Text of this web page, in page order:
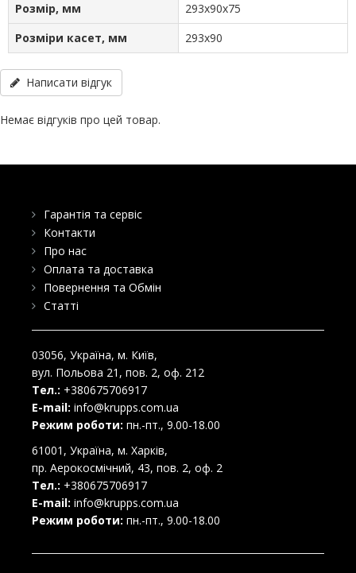
Розмір, мм
293х90х75
Розміри касет, мм
293х90
Написати відгук
Немає відгуків про цей товар.
Гарантія та сервіс
Контакти
Про нас
Оплата та доставка
Повернення та Обмін
Статті
03056, Україна, м. Київ,
вул. Польова 21, пов. 2, оф. 212
Тел.: +380675706917
E-mail: info@krupps.com.ua
Режим роботи: пн.-пт., 9.00-18.00
61001 , Україна, м. Харків,
пр. Аерокосмічний, 43, пов. 2, оф. 2
Тел.: +380675706917
E-mail: info@krupps.com.ua
Режим роботи: пн.-пт., 9.00-18.00